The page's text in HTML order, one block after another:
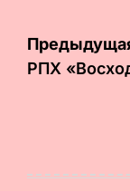
по
РПХ